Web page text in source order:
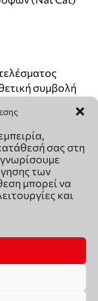
σας στη
των
μπορεί να
και